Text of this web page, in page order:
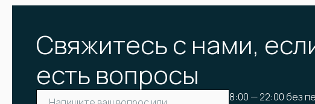
Свяжитесь с нами,
есть вопросы
8:00 — 22:00 без